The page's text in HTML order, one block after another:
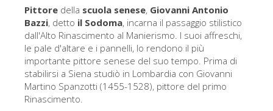
Tour virtuale
Le opere
Le sale
Gli artisti
Le nuove sale
Pittore della scuola senese, Giovanni Antonio
Bazzi, detto il Sodoma, incarna il passaggio stilistico
dall'Alto Rinascimento al Manierismo. I suoi affreschi,
le pale d'altare e i pannelli, lo rendono il più
importante pittore senese del suo tempo. Prima di
stabilirsi a Siena studiò in Lombardia con Giovanni
Martino Spanzotti (1455-1528), pittore del primo
Rinascimento.